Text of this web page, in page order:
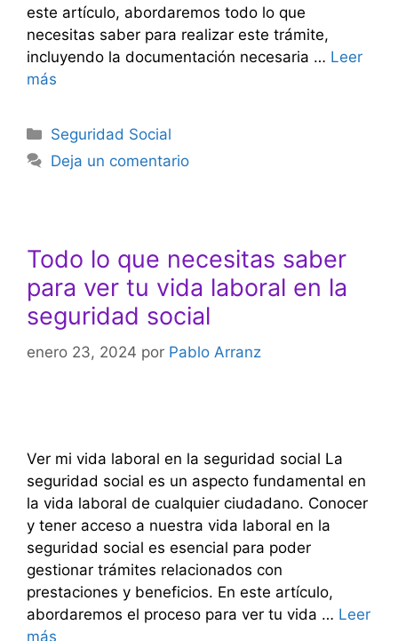
este artículo, abordaremos todo lo que
necesitas saber para realizar este trámite,
incluyendo la documentación necesaria … Leer
más
Categorías
Seguridad Social
Deja un comentario
Todo lo que necesitas saber
para ver tu vida laboral en la
seguridad social
enero 23, 2024 por Pablo Arranz
Ver mi vida laboral en la seguridad social La
seguridad social es un aspecto fundamental en
la vida laboral de cualquier ciudadano. Conocer
y tener acceso a nuestra vida laboral en la
seguridad social es esencial para poder
gestionar trámites relacionados con
prestaciones y beneficios. En este artículo,
abordaremos el proceso para ver tu vida … Leer
más